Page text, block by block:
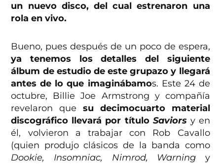
un nuevo disco, del cual estrenaron una
rola en vivo.
Bueno, pues después de un poco de espera,
ya tenemos los detalles del siguiente
álbum de estudio de este grupazo y llegará
antes de lo que imaginábamos. Este 24 de
octubre, Billie Joe Armstrong y compañía
revelaron que su decimocuarto material
discográfico llevará por título Saviorsy en
él, volvieron a trabajar con Rob Cavallo
(quien produjo clásicos de la banda como
Dookie, Insomniac, Nimrod, Warning y